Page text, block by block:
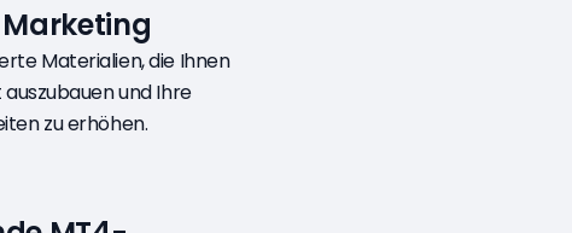
Materialien, die Ihnen
und Ihre
zu erhöhen.